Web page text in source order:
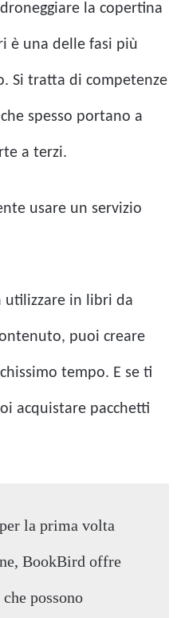
la copertina
è una delle fasi più
Si tratta di competenze
spesso portano a
a terzi.
usare un servizio
utilizzare in libri da
puoi creare
tempo. E se ti
acquistare pacchetti
la prima volta
BookBird offre
possono